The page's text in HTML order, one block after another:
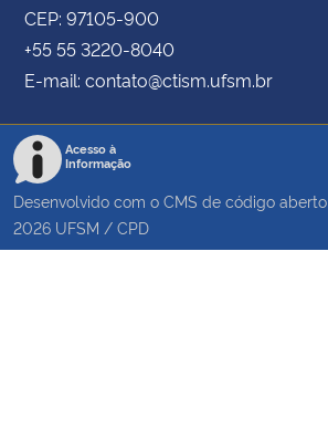
CEP: 97105-900
+55 55 3220-8040
E-mail: contato@ctism.ufsm.br
Acesso à
Informação
Desenvolvido com o CMS de código aberto
2026 UFSM / CPD